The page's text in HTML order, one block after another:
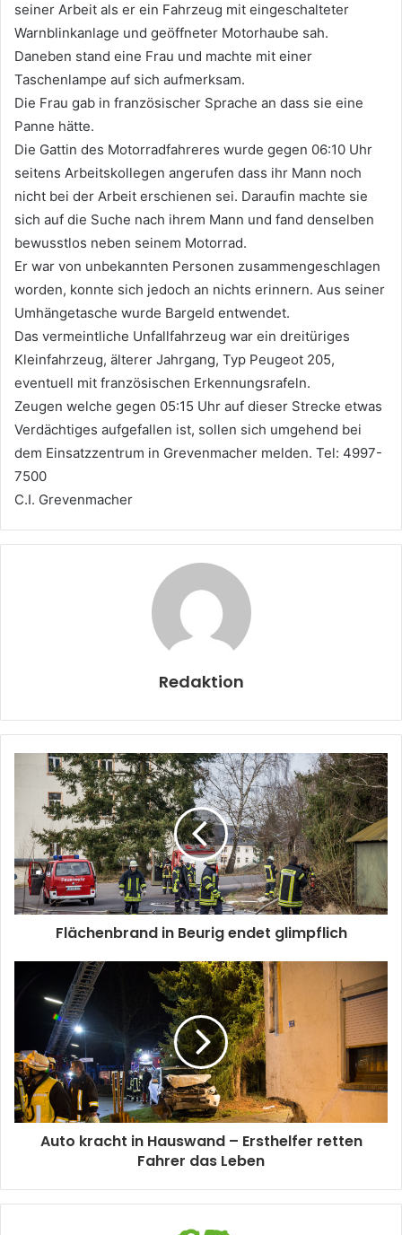
seiner Arbeit als er ein Fahrzeug mit eingeschalteter
Warnblinkanlage und geöffneter Motorhaube sah.
Daneben stand eine Frau und machte mit einer
Taschenlampe auf sich aufmerksam.
Die Frau gab in französischer Sprache an dass sie eine
Panne hätte.
Die Gattin des Motorradfahreres wurde gegen 06:10 Uhr
seitens Arbeitskollegen angerufen dass ihr Mann noch
nicht bei der Arbeit erschienen sei. Daraufin machte sie
sich auf die Suche nach ihrem Mann und fand denselben
bewusstlos neben seinem Motorrad.
Er war von unbekannten Personen zusammengeschlagen
worden, konnte sich jedoch an nichts erinnern. Aus seiner
Umhängetasche wurde Bargeld entwendet.
Das vermeintliche Unfallfahrzeug war ein dreitüriges
Kleinfahrzeug, älterer Jahrgang, Typ Peugeot 205,
eventuell mit französischen Erkennungsrafeln.
Zeugen welche gegen 05:15 Uhr auf dieser Strecke etwas
Verdächtiges aufgefallen ist, sollen sich umgehend bei
dem Einsatzzentrum in Grevenmacher melden. Tel: 4997-
7500
C.I. Grevenmacher
Redaktion
Flächenbrand in Beurig endet glimpflich
Auto kracht in Hauswand – Ersthelfer retten
Fahrer das Leben